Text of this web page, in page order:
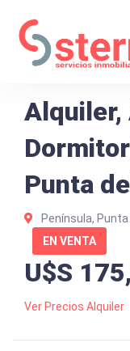
Alquiler,
Punta
Península,
EN VENTA
U$S
Ver Precios Alquiler